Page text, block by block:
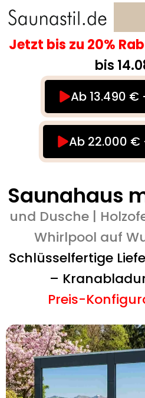
Zum
Inhalt
springen
Jetzt bis zu 20%
bis
Ab 13.490
Ab 22.000
Saunahaus
und Dusche |
Whirlpool auf
Schlüsselfertige
–
Preis-